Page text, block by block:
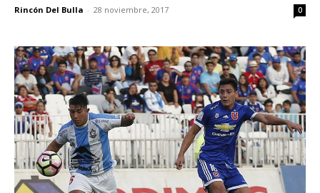
Rincón Del Bulla - 28 noviembre, 2017 0